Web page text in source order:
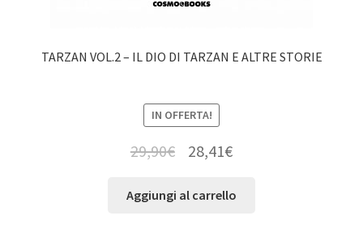
TARZAN VOL.2 – IL DIO DI TARZAN E ALTRE STORIE
IN OFFERTA!
29,90€ 28,41€
Aggiungi al carrello